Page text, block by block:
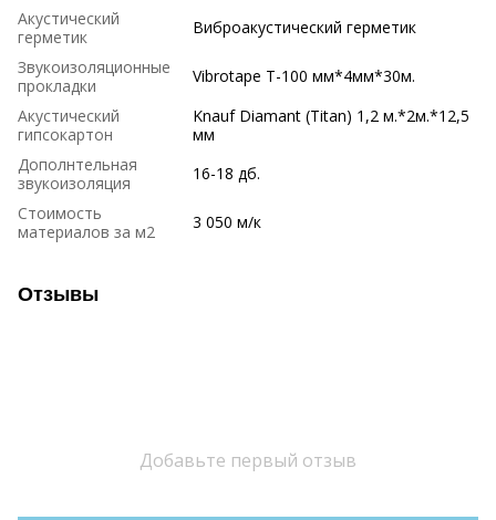
Акустический
герметик
Виброакустический герметик
Звукоизоляционные
прокладки
Vibrotape T-100 мм*4мм*30м.
Акустический
гипсокартон
Knauf Diamant (Titan) 1,2 м.*2м.*12,5
мм
Дополнтельная
звукоизоляция
16-18 дб.
Стоимость
материалов за м2
3 050 м/к
Отзывы
Добавьте первый отзыв